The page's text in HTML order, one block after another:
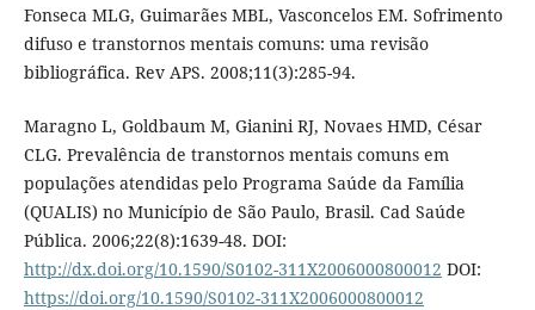
Fonseca MLG, Guimarães MBL, Vasconcelos EM. Sofrimento
difuso e transtornos mentais comuns: uma revisão
bibliográfica. Rev APS. 2008;11(3):285-94.
Maragno L, Goldbaum M, Gianini RJ, Novaes HMD, César
CLG. Prevalência de transtornos mentais comuns em
populações atendidas pelo Programa Saúde da Família
(QUALIS) no Município de São Paulo, Brasil. Cad Saúde
Pública. 2006;22(8):1639-48. DOI:
http://dx.doi.org/10.1590/S0102-311X2006000800012 DOI:
https://doi.org/10.1590/S0102-311X2006000800012